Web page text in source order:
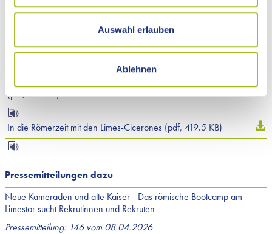
Funktionalität unserer Website benötigen. Durch den
Einsatz dieser Cookies werden aktiv keine Daten an
Jedoch sind auf unserer Website Inhalte von
Drittanbietern eingebunden, die möglicherweise Cookies
für Marketingzwecke verwenden.
Welche Cookies im Einzelnen zur Anwendung kommen,
finden Sie unter dem Reiter „Details“ und in unserer
Datenschutzerklärung ».
Auswahl erlauben
Ablehnen
Limestor Dalkingen (Informationen in französischer Sprache)
(pdf, 6.2 MB)
(pdf, 6.1 MB)
In die Römerzeit mit den Limes-Cicerones (pdf, 419.5 KB)
Pressemitteilungen dazu
Neue Kameraden und alte Kaiser - Das römische Bootcamp am
Limestor sucht Rekrutinnen und Rekruten
Pressemitteilung: 146 vom 08.04.2026